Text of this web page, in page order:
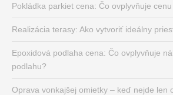
Pokládka parkiet cena: Čo ovplyvňuje
Realizácia terasy: Ako vytvoriť ideálny
Epoxidová podlaha cena: Čo ovplyvňuje
podlahu?
Oprava vonkajšej omietky – keď nejde len